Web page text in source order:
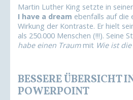
Martin Luther King setzte in
I have a dream ebenfalls auf die
Wirkung der Kontraste. Er hielt
als 250.000 Menschen (!!!). Seine
habe einen Traum mit Wie ist
BESSERE ÜBERSICHT
POWERPOINT